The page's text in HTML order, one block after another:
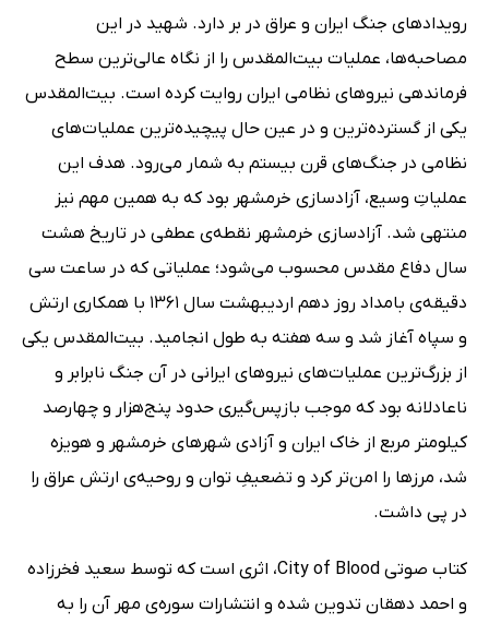
رویدادهای جنگ ایران و عراق در بر دارد. شهید در این
مصاحبه‌ها، عملیات بیت‌المقدس را از نگاه عالی‌ترین سطح
فرماندهی نیروهای نظامی ایران روایت کرده است. بیت‌المقدس
یکی از گسترده‌ترین و در عین حال پیچیده‌ترین عملیات‌های
نظامی در جنگ‌های قرن بیستم به شمار می‌رود. هدف این
عملیاتِ وسیع، آزادسازی خرمشهر بود که به همین مهم نیز
منتهی شد. آزادسازی خرمشهر نقطه‌ی عطفی در تاریخ هشت
سال دفاع مقدس محسوب می‌شود؛ عملیاتی که در ساعت سی
دقیقه‌ی بامداد روز دهم اردیبهشت سال 1361 با همکاری ارتش
و سپاه آغاز شد و سه هفته به طول انجامید. بیت‌المقدس یکی
از بزرگ‌ترین عملیات‌های نیروهای ایرانی در آن جنگ نابرابر و
ناعادلانه بود که موجب بازپس‌گیری حدود پنج‌هزار و چهارصد
کیلومتر مربع از خاک ایران و آزادی شهرهای خرمشهر و هویزه
شد، مرزها را امن‌تر کرد و تضعیفِ توان و روحیه‌ی ارتش عراق را
در پی داشت.
کتاب صوتی City of Blood، اثری است که توسط سعید فخرزاده
و احمد دهقان تدوین شده و انتشارات سوره‌ی مهر آن را به